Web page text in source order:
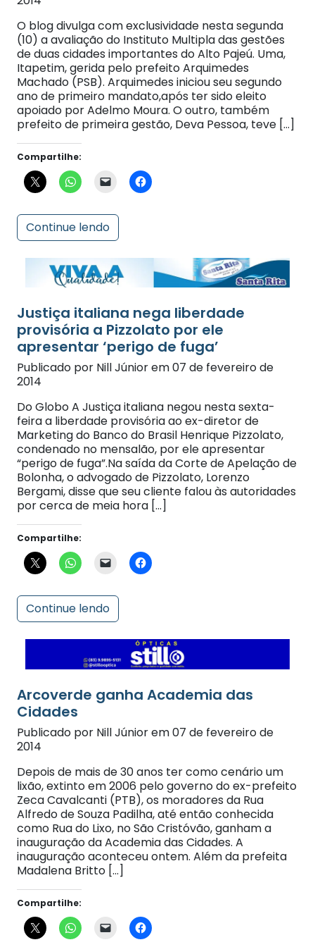
O blog divulga com exclusividade nesta segunda
(10) a avaliação do Instituto Multipla das gestões
de duas cidades importantes do Alto Pajeú. Uma,
Itapetim, gerida pelo prefeito Arquimedes
Machado (PSB). Arquimedes iniciou seu segundo
ano de primeiro mandato,após ter sido eleito
apoiado por Adelmo Moura. O outro, também
prefeito de primeira gestão, Deva Pessoa, teve […]
Continue lendo
provisória a Pizzolato por ele
apresentar ‘perigo de fuga’
Publicado por Nill Júnior em 07 de fevereiro de
2014
Do Globo A Justiça italiana negou nesta sexta-
feira a liberdade provisória ao ex-diretor de
Marketing do Banco do Brasil Henrique Pizzolato,
condenado no mensalão, por ele apresentar
“perigo de fuga”.Na saída da Corte de Apelação de
Bolonha, o advogado de Pizzolato, Lorenzo
Bergami, disse que seu cliente falou às autoridades
por cerca de meia hora […]
Compartilhe:
Continue lendo
Publicado por Nill Júnior em 07 de fevereiro de
2014
Depois de mais de 30 anos ter como cenário um
lixão, extinto em 2006 pelo governo do ex-prefeito
Zeca Cavalcanti (PTB), os moradores da Rua
Alfredo de Souza Padilha, até então conhecida
como Rua do Lixo, no São Cristóvão, ganham a
inauguração da Academia das Cidades. A
inauguração aconteceu ontem. Além da prefeita
Madalena Britto […]